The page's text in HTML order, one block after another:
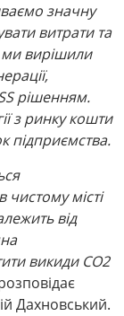
значну
витрати та
ми вирішили
рішенням.
з ринку кошти
підприємства.
місті
від
викиди СО2
Дахновський.